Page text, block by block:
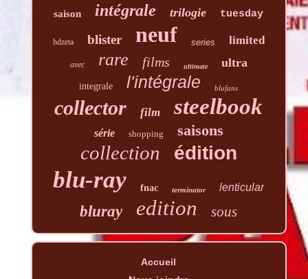
saison intégrale trilogie tuesday
hdzeta blister neuf series limited
avec rare films ultimate ultra
integrale l'intégrale blufans
collector film steelbook
série shopping saisons
collection édition
blu-ray fnac terminator lenticular
bluray edition sous
Accueil